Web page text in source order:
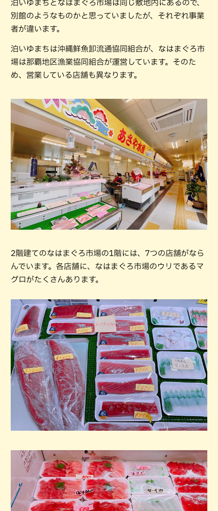
泊いゆまちとなはまぐろ市場は同じ敷地内にあるので、
別館のようなものかと思っていましたが、それぞれ事業
者が違います。
泊いゆまちは沖縄鮮魚卸流通協同組合が、なはまぐろ市
場は那覇地区漁業協同組合が運営しています。そのた
め、営業している店舗も異なります。
2階建てのなはまぐろ市場の1階には、7つの店舗がなら
んでいます。各店舗に、なはまぐろ市場のウリであるマ
グロがたくさんあります。